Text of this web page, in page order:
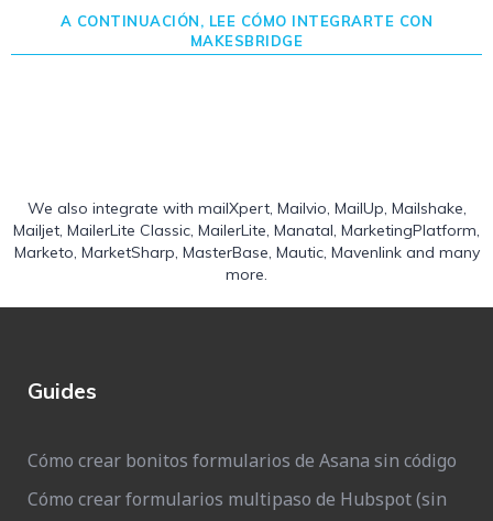
A CONTINUACIÓN, LEE CÓMO INTEGRARTE CON
MAKESBRIDGE
We also integrate with mailXpert, Mailvio, MailUp, Mailshake,
Mailjet, MailerLite Classic, MailerLite, Manatal, MarketingPlatform,
Marketo, MarketSharp, MasterBase, Mautic, Mavenlinkand many
more.
Guides
Cómo crear bonitos formularios de Asana sin código
Cómo crear formularios multipaso de Hubspot (sin